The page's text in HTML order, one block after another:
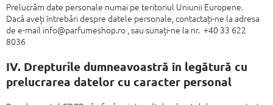
Prelucrăm date personale numai pe teritoriul Uniunii Europene.
Dacă aveți întrebări despre datele personale, contactați-ne la adresa
de e-mail info@parfumeshop.ro , sau sunați-ne la nr. +40 33 622
8036
IV. Drepturile dumneavoastră în legătură cu
prelucrarea datelor cu caracter personal